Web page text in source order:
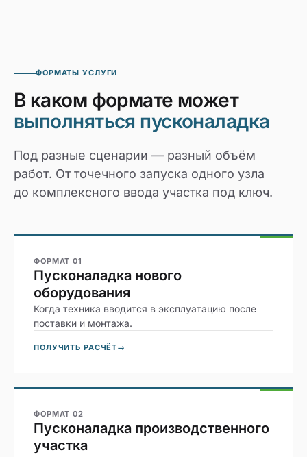
ФОРМАТЫ УСЛУГИ
В каком формате может
выполняться пусконаладка
Под разные сценарии — разный объём
работ. От точечного запуска одного узла
до комплексного ввода участка под ключ.
ФОРМАТ 01
Пусконаладка нового
оборудования
Когда техника вводится в эксплуатацию после
поставки и монтажа.
ПОЛУЧИТЬ РАСЧЁТ→
ФОРМАТ 02
Пусконаладка производственного
участка